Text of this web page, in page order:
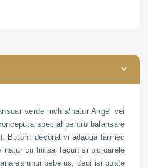
verde inchis/natur Angel vei
special pentru balansare
Butonii decorativi adauga farmec
natur cu finisaj lacuit si picioarele
unui bebelus, deci isi poate